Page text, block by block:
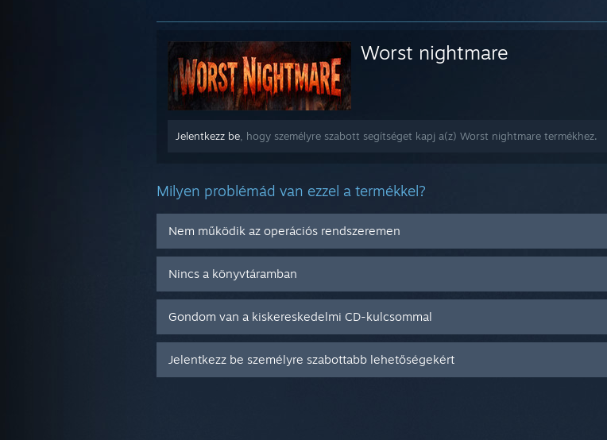
Worst nightmare
Jelentkezz be , hogy személyre szabott segítséget kapj a(z) Worst nightmare termékhez.
Milyen problémád van ezzel a termékkel?
Nem működik az operációs rendszeremen
Nincs a könyvtáramban
Gondom van a kiskereskedelmi CD-kulcsommal
Jelentkezz be személyre szabottabb lehetőségekért